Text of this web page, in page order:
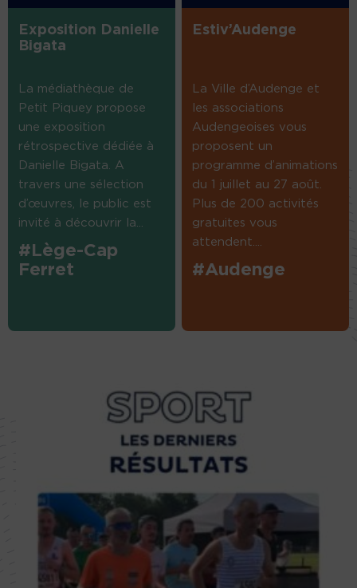
Exposition Danielle
Bigata
La médiathèque de
Petit Piquey propose
une exposition
rétrospective dédiée à
Danielle Bigata. A
travers une sélection
d’œuvres, le public est
invité à découvrir la...
#Lège-Cap
Ferret
Estiv’Audenge
La Ville d’Audenge et
les associations
Audengeoises vous
proposent un
programme d’animations
du 1 juillet au 27 août.
Plus de 200 activités
gratuites vous
attendent....
#Audenge